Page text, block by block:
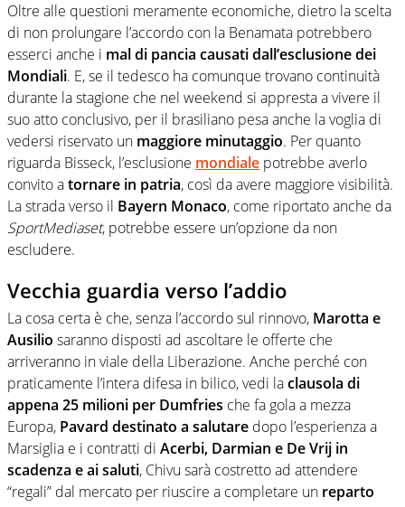
Oltre alle questioni meramente economiche, dietro la scelta
di non prolungare l’accordo con la Benamata potrebbero
esserci anche i mal di pancia causati dall’esclusione dei
Mondiali. E, se il tedesco ha comunque trovano continuità
durante la stagione che nel weekend si appresta a vivere il
suo atto conclusivo, per il brasiliano pesa anche la voglia di
vedersi riservato un maggiore minutaggio. Per quanto
riguarda Bisseck, l’esclusione mondiale potrebbe averlo
convito atornare in patria, così da avere maggiore visibilità.
La strada verso il Bayern Monaco, come riportato anche da
SportMediaset, potrebbe essere un’opzione da non
escludere.
Vecchia guardia verso l’addio
La cosa certa è che, senza l’accordo sul rinnovo, Marotta e
Ausilio saranno disposti ad ascoltare le offerte che
arriveranno in viale della Liberazione. Anche perché con
praticamente l’intera difesa in bilico, vedi laclausola di
appena 25 milioni per Dumfries che fa gola a mezza
Europa, Pavard destinato a salutare dopo l’esperienza a
Marsiglia e i contratti di Acerbi, Darmian e De Vrij in
scadenza e ai saluti, Chivu sarà costretto ad attendere
“regali” dal mercato per riuscire a completare un reparto